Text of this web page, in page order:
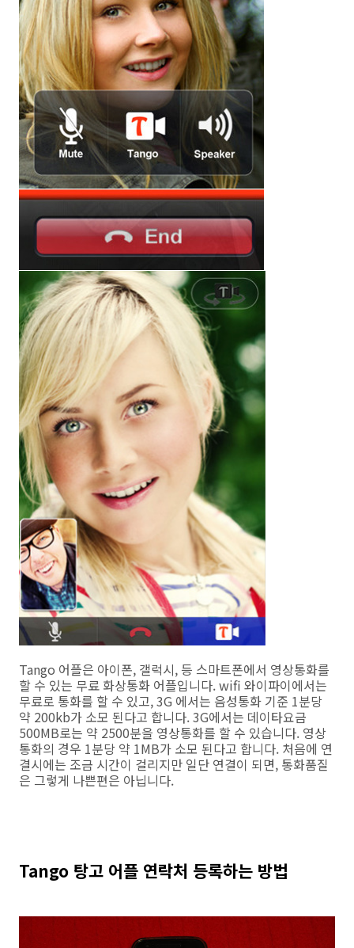
Tango 어플은 아이폰, 갤럭시, 등 스마트폰에서 영상통화를
할 수 있는 무료 화상통화 어플입니다. wifi 와이파이에서는
무료로 통화를 할 수 있고, 3G 에서는 음성통화 기준 1분당
약 200kb가 소모 된다고 합니다. 3G에서는 데이타요금
500MB로는 약 2500분을 영상통화를 할 수 있습니다. 영상
통화의 경우 1분당 약 1MB가 소모 된다고 합니다. 처음에 연
결시에는 조금 시간이 걸리지만 일단 연결이 되면, 통화품질
은 그렇게 나쁜편은 아닙니다.
Tango 탕고 어플 연락처 등록하는 방법